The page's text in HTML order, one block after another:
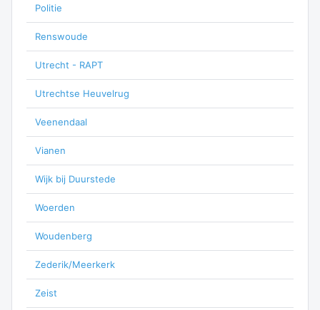
Politie
Renswoude
Utrecht - RAPT
Utrechtse Heuvelrug
Veenendaal
Vianen
Wijk bij Duurstede
Woerden
Woudenberg
Zederik/Meerkerk
Zeist